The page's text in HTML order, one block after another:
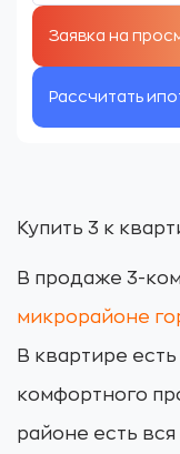
Рассчитать
Купить 3 к
В продаже 3-
микрорайоне
В квартире
комфортного
районе есть